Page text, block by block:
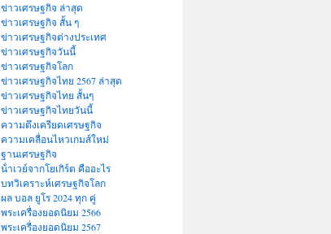
ข่าวเศรษฐกิจ ล่าสุด
ข่าวเศรษฐกิจ สั้น ๆ
ข่าวเศรษฐกิจต่างประเทศ
ข่าวเศรษฐกิจวันนี้
ข่าวเศรษฐกิจโลก
ข่าวเศรษฐกิจไทย 2567 ล่าสุด
ข่าวเศรษฐกิจไทย สั้นๆ
ข่าวเศรษฐกิจไทยวันนี้
ความตึงเครียดเศรษฐกิจ
ความเคลื่อนไหวเกมส์ใหม่
ฐานเศรษฐกิจ
น้ําเวย์จากโยเกิร์ต คืออะไร
บทวิเคราะห์เศรษฐกิจโลก
ผล บอล ยูโร 2024 ทุก คู่
พระเครื่องยอดนิยม 2566
พระเครื่องยอดนิยม 2567